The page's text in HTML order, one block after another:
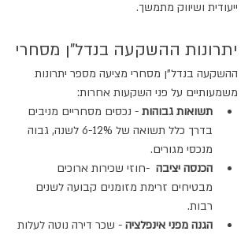
ייעודית ושיווק מתמשך.
יתרונות ההשקעה בנדל"ן מסחרי
ההשקעה בנדל"ן מסחרי מציעה מספר יתרונות
משמעותיים על פני השקעות אחרות:
תשואות גבוהות - נכסים מסחריים מניבים
בדרך כלל תשואה של 6-12% לשנה, גבוה
מנכסי מגורים.
הכנסה יציבה -חוזי שכירות ארוכים
מבטיחים זרימת מזומנים קבועה לשנים
רבות.
הגנה מפני אינפלציה - שכר דירה נוטה לעלות